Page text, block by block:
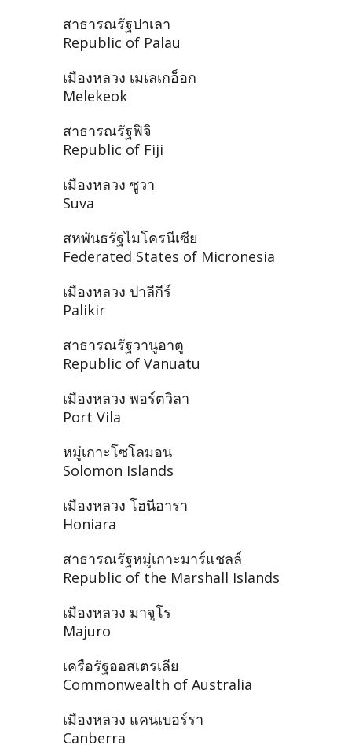
สาธารณรัฐปาเลา
Republic of Palau
เมืองหลวง เมเลเกอ็อก
Melekeok
สาธารณรัฐฟิจิ
Republic of Fiji
เมืองหลวง ซูวา
Suva
สหพันธรัฐไมโครนีเซีย
Federated States of Micronesia
เมืองหลวง ปาลีกีร์
Palikir
สาธารณรัฐวานูอาตู
Republic of Vanuatu
เมืองหลวง พอร์ตวิลา
Port Vila
หมู่เกาะโซโลมอน
Solomon Islands
เมืองหลวง โฮนีอารา
Honiara
สาธารณรัฐหมู่เกาะมาร์แชลล์
Republic of the Marshall Islands
เมืองหลวง มาจูโร
Majuro
เครือรัฐออสเตรเลีย
Commonwealth of Australia
เมืองหลวง แคนเบอร์รา
Canberra